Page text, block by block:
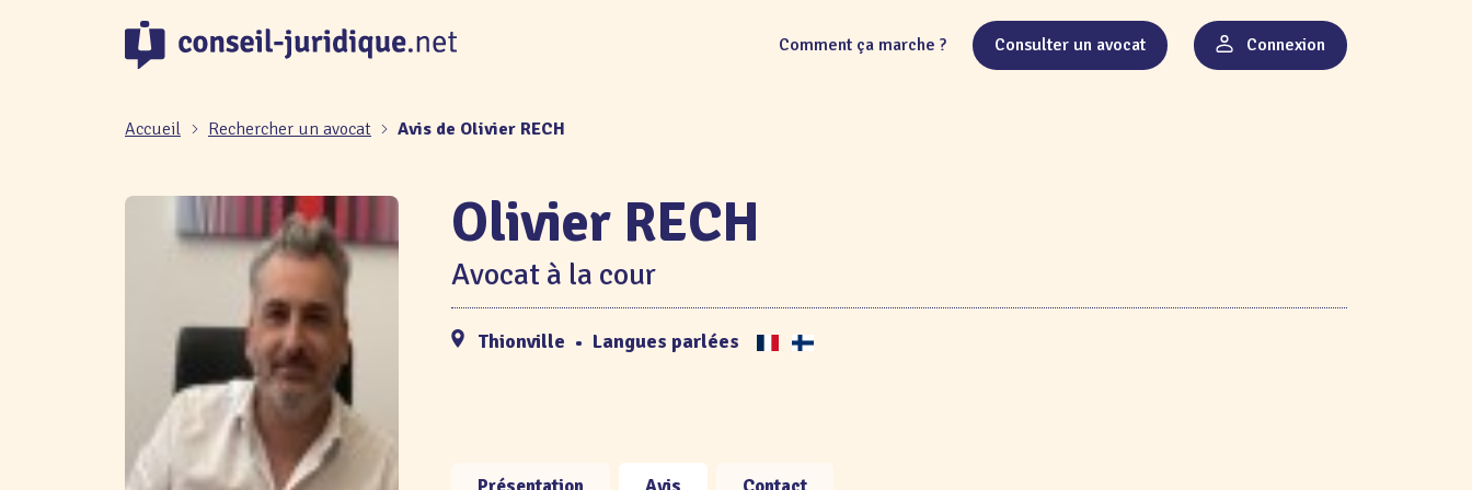
Comment ça marche ? Consulter un avocat Connexion
Accueil Rechercher un avocat Avis de Olivier RECH
Olivier RECH
Avocat à la cour
Thionville • Langues parlées